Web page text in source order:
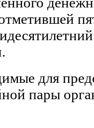
для
пары